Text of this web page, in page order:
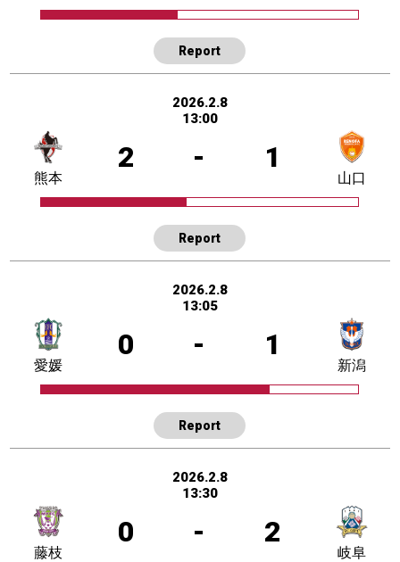
Report
2026.2.8
13:00
2 - 1
熊本 山口
Report
2026.2.8
13:05
0 - 1
愛媛 新潟
Report
2026.2.8
13:30
0 - 2
藤枝 岐阜